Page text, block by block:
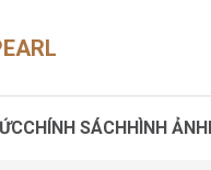
CHÍNH SÁCHHÌNH ẢNH